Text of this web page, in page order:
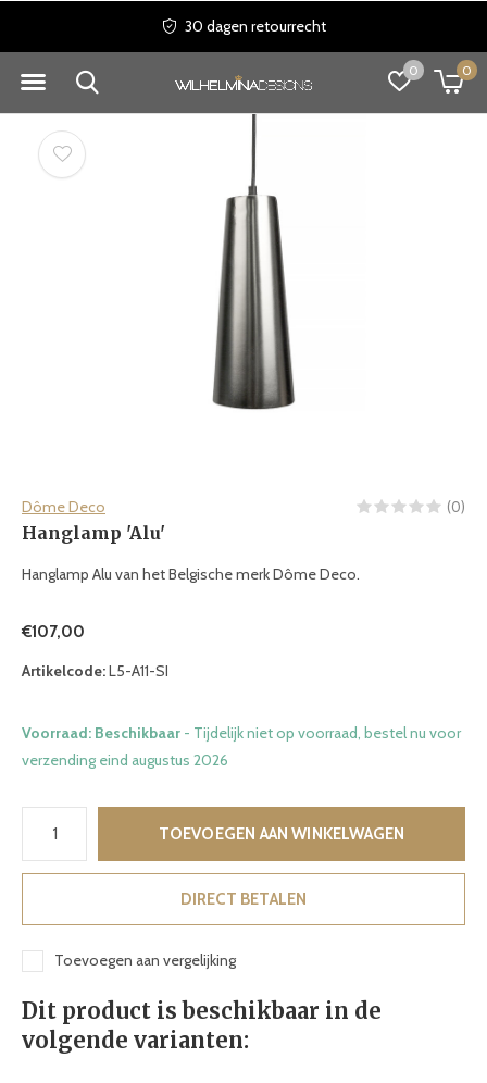
0 0
30 dagen retourrecht
Dôme Deco (0)
Hanglamp 'Alu'
Hanglamp Alu van het Belgische merk Dôme Deco.
€107,00
Artikelcode:L5-A11-SI
Voorraad: Beschikbaar - Tijdelijk niet op voorraad, bestel nu voor
verzending eind augustus 2026
TOEVOEGEN AAN WINKELWAGEN
DIRECT BETALEN
Toevoegen aan vergelijking
Dit product is beschikbaar in de
volgende varianten: